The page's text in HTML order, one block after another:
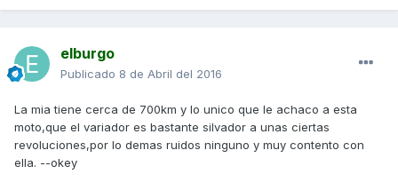
elburgo
Publicado 8 de Abril del 2016
La mia tiene cerca de 700km y lo unico que le achaco a esta
moto,que el variador es bastante silvador a unas ciertas
revoluciones,por lo demas ruidos ninguno y muy contento con
ella. --okey